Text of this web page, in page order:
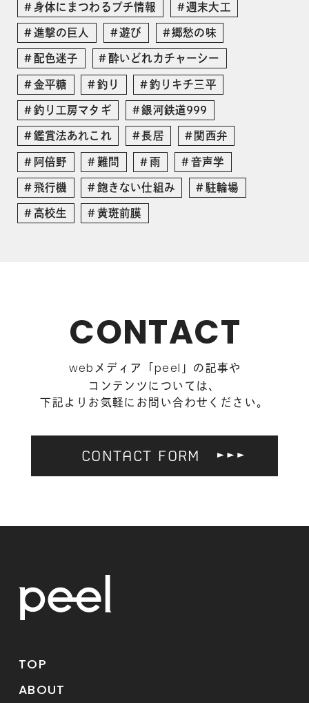
身体にまつわるプチ情報 週末大工
進撃の巨人 遊び 郷愁の味
配色迷子 酔いどれカチャーシー
金平糖 釣り 釣りキチ三平
釣り工房マタギ 銀河鉄道999
鑑賞法あれこれ 長居 関西弁
阿倍野 難問 雨 音声学
飛行機 飽きない仕組み 駐輪場
高校生 黄斑前膜
TOP
ABOUT
CONTACT
web メディア「 peel
」の記事や
コンテンツについては、
下記よりお気軽にお問い合わせください。
CONTACT FORM